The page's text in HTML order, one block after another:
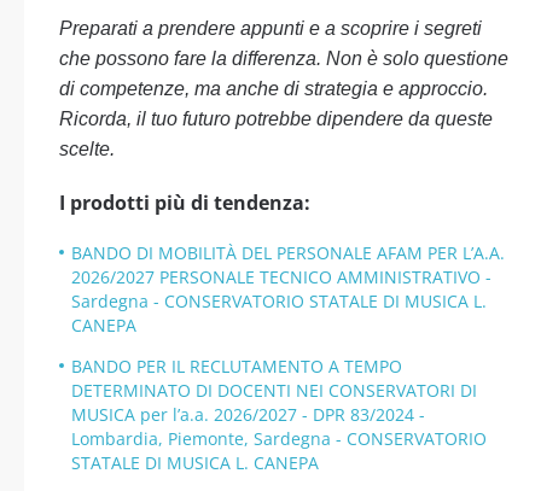
Preparati a prendere appunti e a scoprire i segreti
che possono fare la differenza. Non è solo questione
di competenze, ma anche di strategia e approccio.
Ricorda, il tuo futuro potrebbe dipendere da queste
scelte.
I prodotti più di tendenza:
BANDO DI MOBILITÀ DEL PERSONALE AFAM PER L’A.A.
2026/2027 PERSONALE TECNICO AMMINISTRATIVO -
Sardegna - CONSERVATORIO STATALE DI MUSICA L.
CANEPA
BANDO PER IL RECLUTAMENTO A TEMPO
DETERMINATO DI DOCENTI NEI CONSERVATORI DI
MUSICA per l’a.a. 2026/2027 - DPR 83/2024 -
Lombardia, Piemonte, Sardegna - CONSERVATORIO
STATALE DI MUSICA L. CANEPA